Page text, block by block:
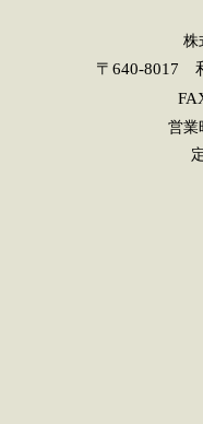
株
〒640-8017
営業